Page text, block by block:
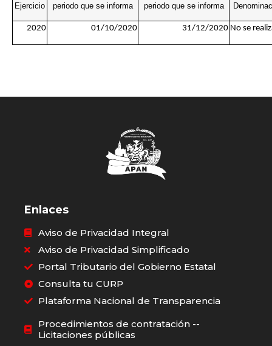
Ejercicio
periodo que se informa
periodo que se informa
2020 01/10/2020 31/12/2020 No se
Enlaces
Aviso de Privacidad Integral
Aviso de Privacidad Simplificado
Portal Tributario del Gobierno Estatal
Consulta tu CURP
Plataforma Nacional de Transparencia
Procedimientos de contratación --
Licitaciones públicas